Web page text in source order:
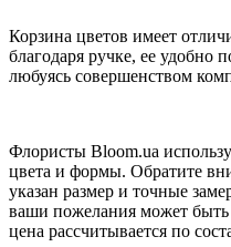
Корзина цветов имеет
благодаря ручке, ее удобно
любуясь совершенством
Флористы Bloom.ua
цвета и формы. Обратите
указан размер и точные
ваши пожелания может быть
цена рассчитывается по